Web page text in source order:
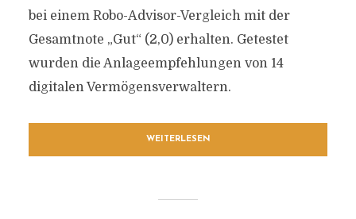
bei einem Robo-Advisor-Vergleich mit der
Gesamtnote „Gut“ (2,0) erhalten. Getestet
wurden die Anlageempfehlungen von 14
digitalen Vermögensverwaltern.
WEITERLESEN